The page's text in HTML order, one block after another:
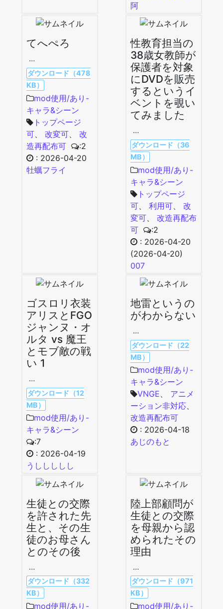
阿
てへぺろ
…
ダウンロード（478
KB）
mod使用/あり-
キャラ&シーン
トップページ
可、 改変可、 改
造再配布可
:2
: 2026-04-20
牡蠣フライ
性教育担当の
38歳女教師が
保護者を対象
にDVDを販売
するというイ
ベントを覗い
てみました
…
ダウンロード（36
MB）
mod使用/あり-
キャラ&シーン
トップページ
可、 利用可、 改
変可、 改造再配布
可
:2
: 2026-04-20
(2026-04-20)
007
ゴスロリ衣装
アリスとFGO
ジャンヌ・オ
ルタ vs 魔王
とモブ敵の戦
い 1
…
ダウンロード（12
MB）
mod使用/あり-
キャラ&シーン
:7
: 2026-04-19
うししししし
地雷というの
がわからない
…
ダウンロード（22
MB）
mod使用/あり-
キャラ&シーン
VNGE、 アニメ
ーション非対応、
改造再配布可
: 2026-04-18
あじのもと
生徒との交際
を許された先
生と、その生
徒のお母さん
とのその後
…
ダウンロード（332
KB）
mod使用/あり-
陸上部顧問が
生徒との交際
を母親から認
められたその
理由
…
ダウンロード（971
KB）
mod使用/あり-